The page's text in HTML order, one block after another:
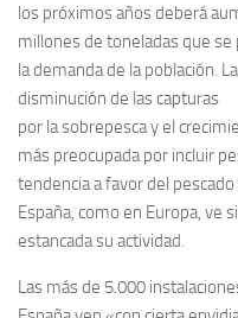
los próximos años deberá
millones de toneladas que
la demanda de la población. La
disminución de las capturas
por la sobrepesca y el
más preocupada por incluir
tendencia a favor del
España, como en Europa, ve
estancada su actividad.
Las más de 5.000